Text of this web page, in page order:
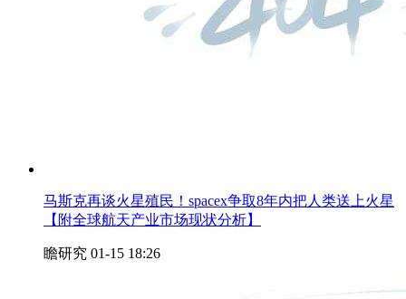
马斯克再谈火星殖民！spacex争取8年内把人类送上火星
【附全球航天产业市场现状分析】
瞻研究 01-15 18:26